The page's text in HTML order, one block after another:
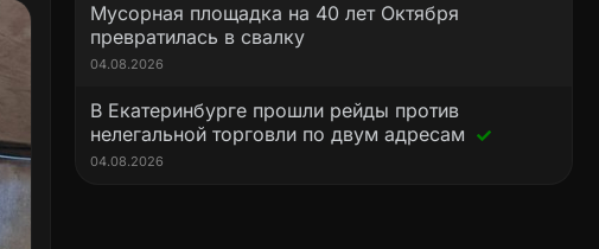
Мусорная площадка на 40 лет Октября
превратилась в свалку
04.08.2026
В Екатеринбурге прошли рейды против
нелегальной торговли по двум адресам
04.08.2026